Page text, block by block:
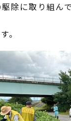
除に取り組ん
。